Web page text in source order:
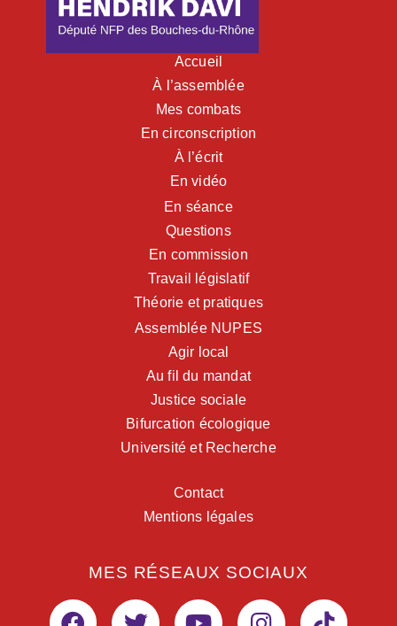
Accueil
À l’assemblée
Mes combats
En circonscription
À l’écrit
En vidéo
En séance
Questions
En commission
Travail législatif
Théorie et pratiques
Assemblée NUPES
Agir local
Au fil du mandat
Justice sociale
Bifurcation écologique
Université et Recherche
Contact
Mentions légales
MES RÉSEAUX SOCIAUX